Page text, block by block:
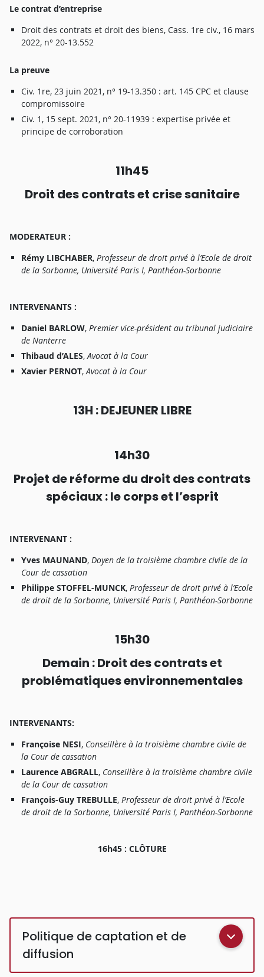
Le contrat d’entreprise
Droit des contrats et droit des biens, Cass. 1 re civ., 16 mars
2022, n° 20-13.552
La preuve
Civ. 1 re, 23 juin 2021 , n° 19-13.350 : art. 145 CPC et clause
compromissoire
Civ. 1 , 1 5 sept. 2021 , n° 20-1 1939 : expertise privée et
principe de corroboration
11h45
Droit descontratset crisesanitaire
MODERATEUR :
Rémy LIBCHABER, Professeur de droit privé à l’Ecole de droit
de la Sorbonne, Université Paris I, Panthéon-Sorbonne
INTERVENANTS :
Daniel BARLOW, Premier vice-président au tribunal judiciaire
de Nanterre
Thibaud d’ALES, Avocat à la Cour
Xavier PERNOT, Avocat à la Cour
13H : DEJEUNER LIBRE
14h30
Projet deréformedu droit descontrats
spéciaux :lecorpset l’esprit
INTERVENANT :
Yves MAUNAND, Doyen de la troisième chambre civile de la
Cour de cassation
Philippe STOFFEL-MUNCK, Professeur de droit privé à l’Ecole
de droit de la Sorbonne, Université Paris I, Panthéon-Sorbonne
15h30
Demain :Droit descontratset
problématiquesenvironnementales
INTERVENANTS:
Françoise NESI, Conseillère à la troisième chambre civile de
la Cour de cassation
Laurence ABGRALL, Conseillère à la troisième chambre civile
de la Cour de cassation
François-Guy TREBULLE, Professeur de droit privé à l’Ecole
de droit de la Sorbonne, Université Paris I, Panthéon-Sorbonne
16h45 : CLÔTURE
Politique de captation et de
diffusion